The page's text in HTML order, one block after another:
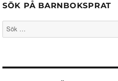
SÖK PÅ BARNBOKSPRAT
Sök
efter: